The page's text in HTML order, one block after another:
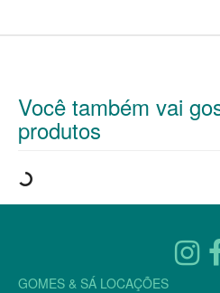
Você também vai
produtos
GOMES & SÁ LOCAÇÕES